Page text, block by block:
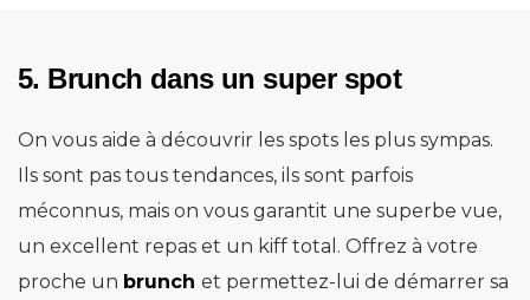
5. Brunch dans un super spot
On vous aide à découvrir les spots les plus sympas.
Ils sont pas tous tendances, ils sont parfois
méconnus, mais on vous garantit une superbe vue,
un excellent repas et un kiff total. Offrez à votre
proche un brunch et permettez-lui de démarrer sa